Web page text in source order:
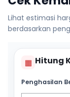
Lihat estimasi
berdasarkan
▦ Hitung
Penghasilan